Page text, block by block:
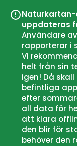
Naturkartan-
uppdateras
Användare
rapporterar i
Vi
helt från sin
igen! Då
befintliga
efter
all data för
att klara
den blir för
behöver den